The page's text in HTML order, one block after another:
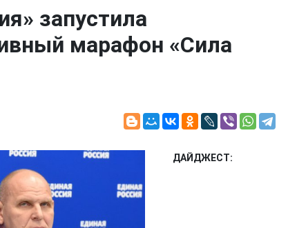
запустила
марафон «Сила
ДАЙДЖЕСТ: